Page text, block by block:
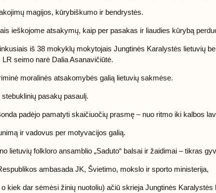
magijos, kūrybiškumo ir bendrystės.
ieškojome atsakymų, kaip per pasakas ir liaudies kūrybą
iš 38 mokyklų mokytojais Jungtinės Karalystės lietuvių
seimo narė Dalia Asanavičiūtė.
moralinės atsakomybės galią lietuvių sakmėse.
pasakų pasaulį.
padėjo pamatyti skaičiuočių prasmę – nuo ritmo iki kalbos
ir vadovus per motyvacijos galią.
lietuvių folkloro ansamblio „Saduto“ balsai ir žaidimai – tikras
ambasada JK, Švietimo, mokslo ir sporto ministerija,
kiek dar sėmėsi žinių nuotoliu) ačiū skrieja Jungtinės